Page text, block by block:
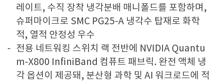
레이트, 수직 장착 냉각분배 매니폴드를 포함하며,
슈퍼마이크로 SMC PG25-A 냉각수 탑재로 화학
적, 열적 안정성 우수
전용 네트워킹 스위치 랙 전반에 NVIDIA Quantu
m-X800 InfiniBand 컴퓨트 패브릭. 완전 액체 냉
각 옵션이 제공돼, 분산형 과학 및 AI 워크로드에 적